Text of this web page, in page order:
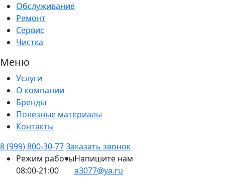
Обслуживание
Ремонт
Сервис
Чистка
Меню
Услуги
О компании
Бренды
Полезные материалы
Контакты
8 (999) 800-30-77Заказать звонок
Режим работы
08:00-21:00
Напишите нам
a3077@ya.ru